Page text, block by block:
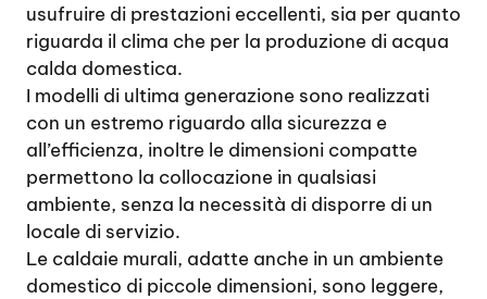
usufruire di prestazioni eccellenti, sia per quanto
riguarda il clima che per la produzione di acqua
calda domestica.
I modelli di ultima generazione sono realizzati
con un estremo riguardo alla sicurezza e
all’efficienza, inoltre le dimensioni compatte
permettono la collocazione in qualsiasi
ambiente, senza la necessità di disporre di un
locale di servizio.
Le caldaie murali, adatte anche in un ambiente
domestico di piccole dimensioni, sono leggere,